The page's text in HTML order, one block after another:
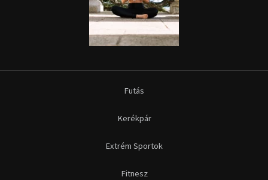
Futás
Kerékpár
Extrém Sportok
Fitnesz